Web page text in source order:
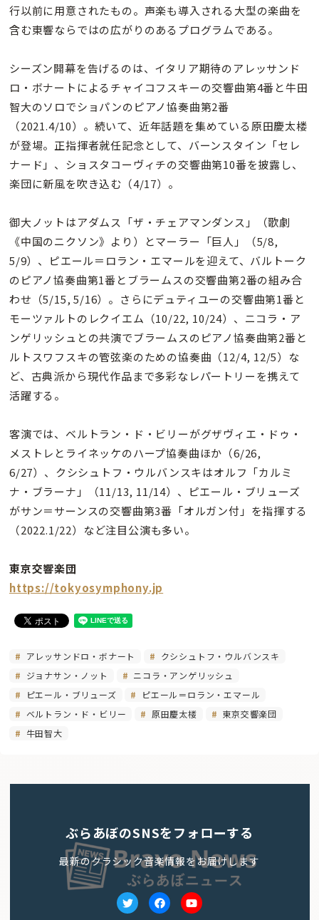
行以前に用意されたもの。声楽も導入される大型の楽曲を
含む東響ならではの広がりのあるプログラムである。
シーズン開幕を告げるのは、イタリア期待のアレッサンド
ロ・ボナートによるチャイコフスキーの交響曲第4番と牛田
智大のソロでショパンのピアノ協奏曲第2番
（2021.4/10）。続いて、近年話題を集めている原田慶太楼
が登場。正指揮者就任記念として、バーンスタイン「セレ
ナード」、ショスタコーヴィチの交響曲第10番を披露し、
楽団に新風を吹き込む（4/17）。
御大ノットはアダムス「ザ・チェアマンダンス」（歌劇
《中国のニクソン》より）とマーラー「巨人」（5/8,
5/9）、ピエール＝ロラン・エマールを迎えて、バルトーク
のピアノ協奏曲第1番とブラームスの交響曲第2番の組み合
わせ（5/15, 5/16）。さらにデュティユーの交響曲第1番と
モーツァルトのレクイエム（10/22, 10/24）、ニコラ・ア
ンゲリッシュとの共演でブラームスのピアノ協奏曲第2番と
ルトスワフスキの管弦楽のための協奏曲（12/4, 12/5）な
ど、古典派から現代作品まで多彩なレパートリーを携えて
活躍する。
客演では、ベルトラン・ド・ビリーがグザヴィエ・ドゥ・
メストレとライネッケのハープ協奏曲ほか（6/26,
6/27）、クシシュトフ・ウルバンスキはオルフ「カルミ
ナ・ブラーナ」（11/13, 11/14）、ピエール・ブリューズ
がサン＝サーンスの交響曲第3番「オルガン付」を指揮する
（2022.1/22）など注目公演も多い。
東京交響楽団
https://tokyosymphony.jp
アレッサンドロ・ボナート
クシシュトフ・ウルバンスキ
ジョナサン・ノット
ニコラ・アンゲリッシュ
ピエール・ブリューズ
ピエール＝ロラン・エマール
ベルトラン・ド・ビリー
原田慶太楼
東京交響楽団
牛田智大
ぶらあぼのSNSをフォローする
最新のクラシック音楽情報をお届けします
TwitterfacebookYoutube